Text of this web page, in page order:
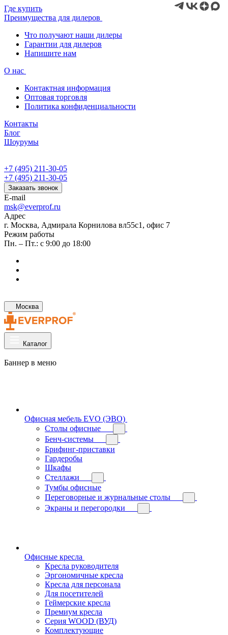
Где купить
Преимущества для дилеров
Что получают наши дилеры
Гарантии для дилеров
Напишите нам
О нас
Контактная информация
Оптовая торговля
Политика конфиденциальности
Контакты
Блог
Шоурумы
+7 (495) 211-30-05
+7 (495) 211-30-05
Заказать звонок
E-mail
msk@everprof.ru
Адрес
г. Москва, Адмирала Корнилова вл55с1, офис 7
Режим работы
Пн. – Пт.: с 9:00 до 18:00
Москва
Каталог
Баннер в меню
Офисная мебель EVO (ЭВО)
Cтолы офисные
Бенч-системы
Брифинг-приставки
Гардеробы
Шкафы
Стеллажи
Тумбы офисные
Переговорные и журнальные столы
Экраны и перегородки
Офисные кресла
Кресла руководителя
Эргономичные кресла
Кресла для персонала
Для посетителей
Геймерские кресла
Премиум кресла
Серия WOOD (ВУД)
Комплектующие